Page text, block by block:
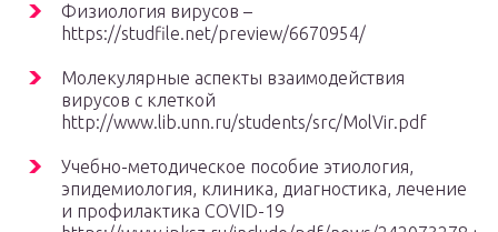
Физиология вирусов –
https://studfile.net/preview/6670954/
Молекулярные аспекты взаимодействия
вирусов с клеткой
http://www.lib.unn.ru/students/src/MolVir.pdf
Учебно-методическое пособие этиология,
эпидемиология, клиника, диагностика, лечение
и профилактика COVID-19